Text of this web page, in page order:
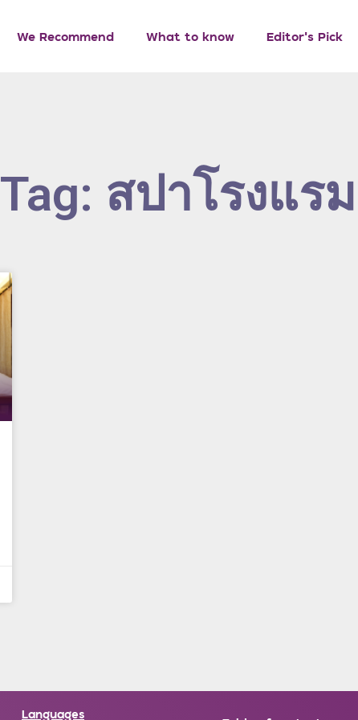
We Recommend What to know Editor’s Pick
Tag: สปาโรงแรม
Languages